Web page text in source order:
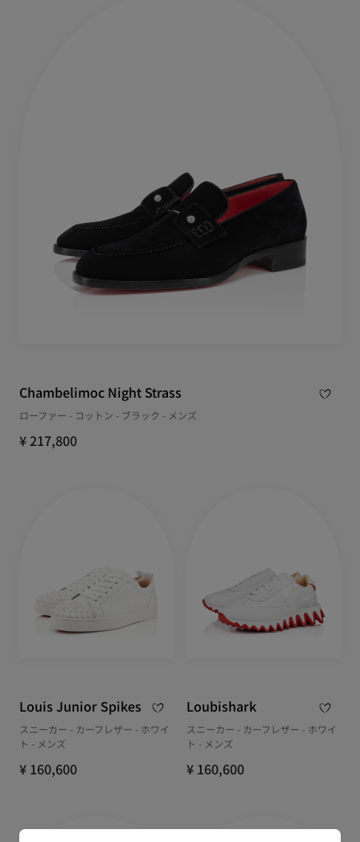
Chambelimoc Night Strass
ローファー - コットン - ブラック - メンズ
¥ 217,800
Louis Junior Spikes
スニーカー - カーフレザー - ホワイ
ト - メンズ
¥ 160,600
Loubishark
スニーカー - カーフレザー - ホワイ
ト - メンズ
¥ 160,600